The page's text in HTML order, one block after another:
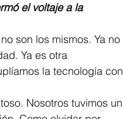
el voltaje a la
son los mismos. Ya no
Ya es otra
la tecnología con
Nosotros tuvimos un